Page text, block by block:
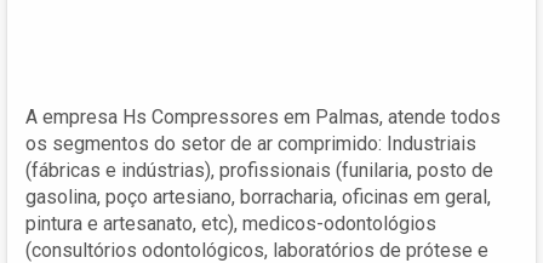
A empresa Hs Compressores em Palmas, atende todos
os segmentos do setor de ar comprimido: Industriais
(fábricas e indústrias), profissionais (funilaria, posto de
gasolina, poço artesiano, borracharia, oficinas em geral,
pintura e artesanato, etc), medicos-odontológios
(consultórios odontológicos, laboratórios de prótese e